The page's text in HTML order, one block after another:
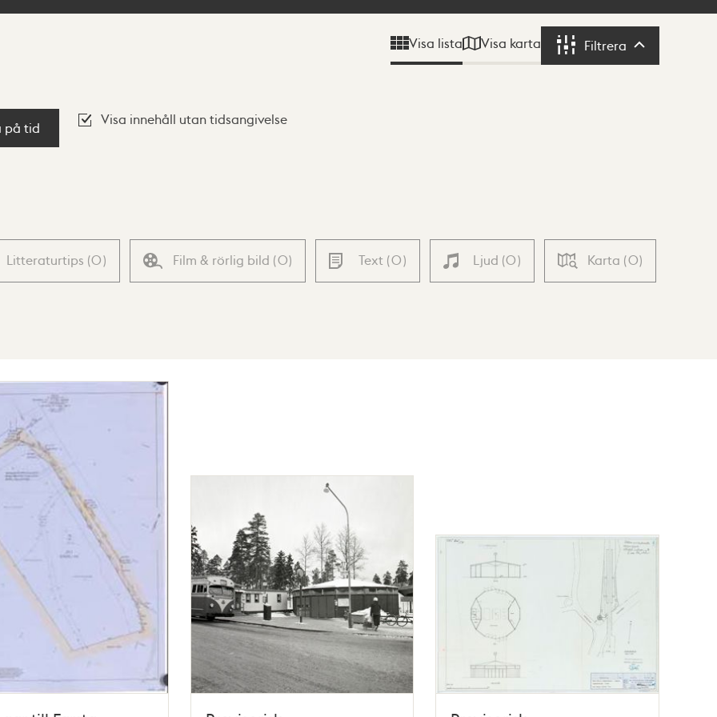
Visa lista Visa karta Filtrera Filtrera
på tid
Visa innehåll utan tidsangivelse
Litteraturtips (0) Film & rörlig bild (0) Text (0) Ljud (0) Karta (0)